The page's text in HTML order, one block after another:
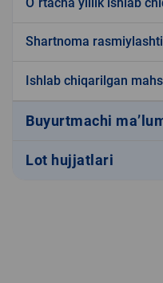
Shartnoma
Ishlab chiqarilgan
Buyurtmachi
Lot hujjatlari